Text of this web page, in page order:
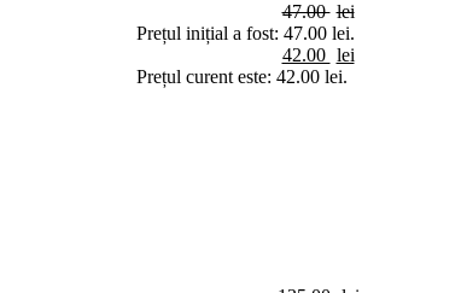
47.00 lei
Prețul inițial a fost: 47.00 lei.
42.00 lei
Prețul curent este: 42.00 lei.